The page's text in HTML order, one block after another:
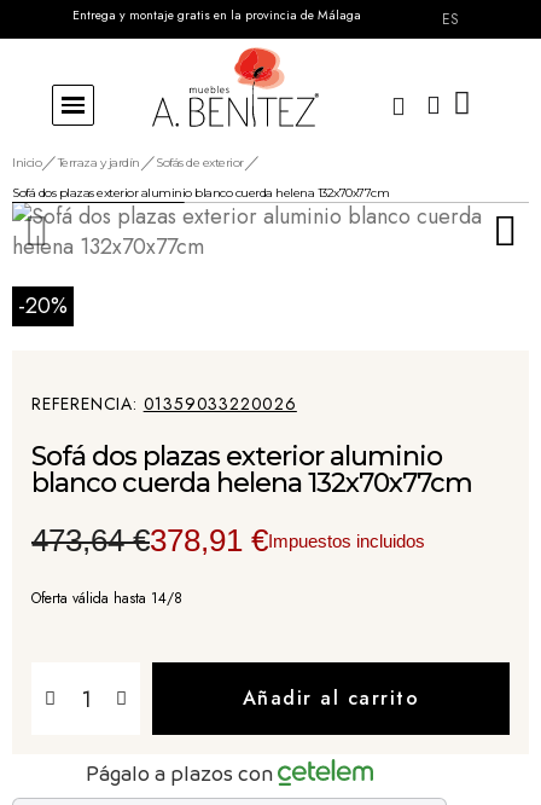
Entrega y montaje gratis en la provincia de Málaga ES
Inicio Terraza y jardín
Sofás de exterior
Sofá dos plazas exterior aluminio blanco cuerda helena 132x70x77cm
-20%
REFERENCIA 01359033220026
Sofá dos plazas exterior aluminio
blanco cuerda helena 132x70x77cm
473,64 €378,91 €Impuestos incluidos
Oferta válida hasta 14/8
Añadir al carrito
Págalo a plazos con